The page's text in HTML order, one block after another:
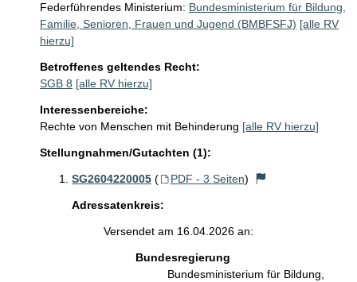
Federführendes Ministerium: Bundesministerium für Bildung,
Familie, Senioren, Frauen und Jugend (BMBFSFJ) [alle RV
hierzu]
Betroffenes geltendes Recht:
SGB 8 [alle RV hierzu]
Interessenbereiche:
Rechte von Menschen mit Behinderung [alle RV hierzu]
Stellungnahmen/Gutachten (1):
SG2604220005 ( PDF - 3 Seiten)
Adressatenkreis:
Versendet am 16.04.2026 an:
Bundesregierung
Bundesministerium für Bildung,